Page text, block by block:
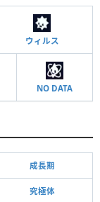
ウィルス
NO DATA
成長期
究極体